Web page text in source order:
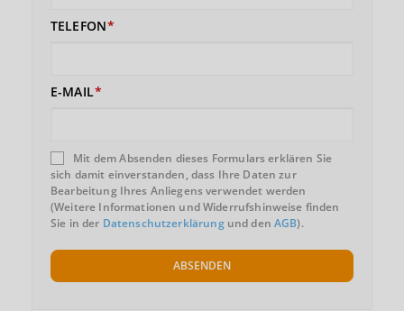
TELEFON
E-MAIL
Mit dem Absenden dieses Formulars erklären Sie
sich damit einverstanden, dass Ihre Daten zur
Bearbeitung Ihres Anliegens verwendet werden
(Weitere Informationen und Widerrufshinweise finden
Sie in der Datenschutzerklärungund denAGB).
ABSENDEN